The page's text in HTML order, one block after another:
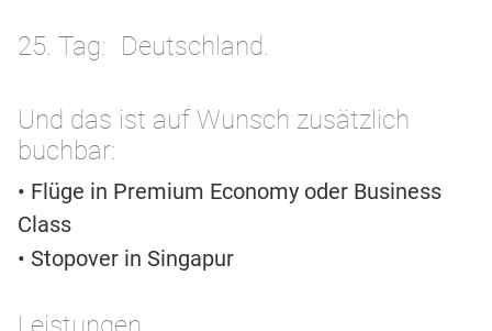
25. Tag Deutschland.
Und das ist auf Wunsch zusätzlich
buchbar:
• Flüge in Premium Economy oder Business
Class
• Stopover in Singapur